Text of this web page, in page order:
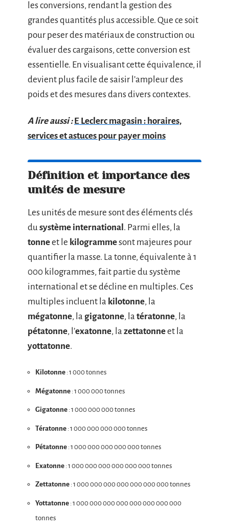
les conversions, rendant la gestion des
grandes quantités plus accessible. Que ce soit
pour peser des matériaux de construction ou
évaluer des cargaisons, cette conversion est
essentielle. En visualisant cette équivalence, il
devient plus facile de saisir l’ampleur des
poids et des mesures dans divers contextes.
A lire aussi : E Leclerc magasin : horaires,
services et astuces pour payer moins
Définition et importance des
unités de mesure
Les unités de mesure sont des éléments clés
du système international. Parmi elles, la
tonneet le kilogrammesont majeures pour
quantifier la masse. La tonne, équivalente à 1
000 kilogrammes, fait partie du système
international et se décline en multiples. Ces
multiples incluent la kilotonne, la
mégatonne, la gigatonne, la tératonne, la
pétatonne, l’exatonne, la zettatonneet la
yottatonne.
Kilotonne : 1 000 tonnes
Mégatonne : 1 000 000 tonnes
Gigatonne : 1 000 000 000 tonnes
Tératonne : 1 000 000 000 000 tonnes
Pétatonne : 1 000 000 000 000 000 tonnes
Exatonne : 1 000 000 000 000 000 000 tonnes
Zettatonne : 1 000 000 000 000 000 000 000 tonnes
Yottatonne : 1 000 000 000 000 000 000 000 000
tonnes